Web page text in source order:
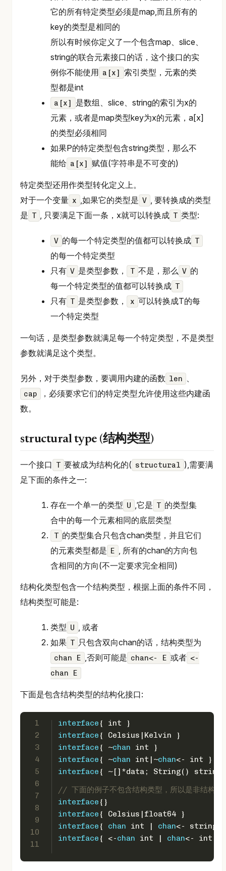
它的所有特定类型必须是map,而且所有的
key的类型是相同的
所以有时候你定义了一个包含map、slice、
string的联合元素接口的话，这个接口的实
例你不能使用 a[x] 索引类型，元素的类
型都是int
a[x]
是数组、slice、string的索引为x的
元素，或者是map类型key为x的元素，a[x]
的类型必须相同
如果P的特定类型包含string类型，那么不
能给 a[x] 赋值(字符串是不可变的)
特定类型还用作类型转化定义上。
对于一个变量 x ,如果它的类型是 V
, 要转换成的类型
是 T , 只要满足下面一条，x就可以转换成 T 类型:
V 的每一个特定类型的值都可以转换成 T
的每一个特定类型
只有 V 是类型参数， T 不是，那么 V 的
每一个特定类型的值都可以转换成 T
只有 T 是类型参数， x 可以转换成T的每
一个特定类型
一句话，是类型参数就满足每一个特定类型，不是类型
参数就满足这个类型。
另外，对于类型参数，要调用内建的函数 len
cap
，必须要求它们的特定类型允许使用这些内建函
数。
structural type (结构类型)
一个接口 T 要被成为结构化的( structural ),需要满
足下面的条件之一:
存在一个单一的类型 U ,它是 T 的类型集
合中的每一个元素相同的底层类型
T 的类型集合只包含chan类型，并且它们
的元素类型都是 E
, 所有的chan的方向包
含相同的方向(不一定要求完全相同)
结构化类型包含一个结构类型，根据上面的条件不同，
结构类型可能是:
类型 U , 或者
如果 T 只包含双向chan的话，结构类型为
chan E ,否则可能是 chan<- E 或者 <-
chan E
下面是包含结构类型的结构化接口:
1
2
3
4
5
6
7
8
9
10
11
interface { int
interface {
interface { ~chan int
interface { ~chan int |~chan<- int
interface { ~[]*data; String() string
// 下面的例子不包含结构类型，所以是非结构化
interface
interface { Celsius| float64
interface { chan int | chan<- string
interface { <-chan int | chan<- int